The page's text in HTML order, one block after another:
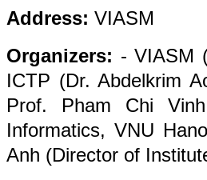
Address: VIASM
Organizers: - VIASM
ICTP (Dr. Abdelkrim
Prof. Pham Chi
Informatics, VNU
Anh (Director of